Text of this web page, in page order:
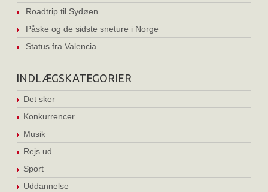
Roadtrip til Sydøen
Påske og de sidste sneture i Norge
Status fra Valencia
INDLÆGSKATEGORIER
Det sker
Konkurrencer
Musik
Rejs ud
Sport
Uddannelse